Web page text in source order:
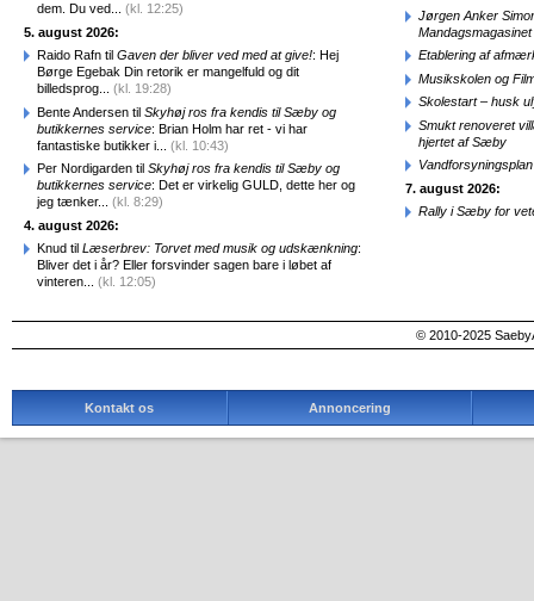
dem. Du ved... (kl. 12:25)
5. august 2026:
Raido Rafn til Gaven der bliver ved med at give!: Hej
Børge Egebak Din retorik er mangelfuld og dit
billedsprog... (kl. 19:28)
Bente Andersen til Skyhøj ros fra kendis til Sæby og
butikkernes service: Brian Holm har ret - vi har
fantastiske butikker i... (kl. 10:43)
Per Nordigarden til Skyhøj ros fra kendis til Sæby og
butikkernes service: Det er virkelig GULD, dette her og
jeg tænker... (kl. 8:29)
4. august 2026:
Knud til Læserbrev: Torvet med musik og udskænkning:
Bliver det i år? Eller forsvinder sagen bare i løbet af
vinteren... (kl. 12:05)
Jørgen Anker
Mandagsmagasinet
Etablering af
Musikskolen og
Skolestart – husk
Smukt renoveret
hjertet af Sæby
7. august 2026:
Rally i Sæby for
© 2010-2025
Kontakt os Annoncering